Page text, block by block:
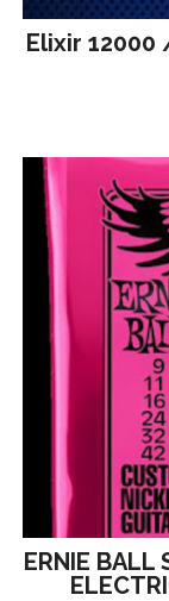
Elixir 12000
ERNIE BALL